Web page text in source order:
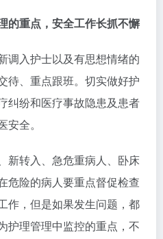
的重点，安全工作长抓不懈
调入护士以及有思想情绪的
待、重点跟班。切实做好护
纠纷和医疗事故隐患及患者
全。
新转入、急危重病人、卧床
危险的病人要重点督促检查
作，但是如果发生问题，都
护理管理中监控的重点，不